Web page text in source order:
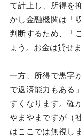
て計上し、所得を
かし金融機関は「
判断するため、「
ょう。お金は貸せ
一方、所得で黒字
で返済能力もある
すくなります。確
やまやまですが（
はここでは無視し